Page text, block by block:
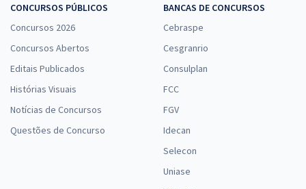
CONCURSOS PÚBLICOS
Concursos 2026
Concursos Abertos
Editais Publicados
Histórias Visuais
Notícias de Concursos
Questões de Concurso
BANCAS DE CONCURSOS
Cebraspe
Cesgranrio
Consulplan
FCC
FGV
Idecan
Selecon
Uniase